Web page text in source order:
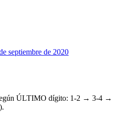
septiembre de 2020
ÚLTIMO dígito: 1-2 → 3-4 →